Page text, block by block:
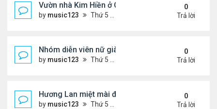
Vườn nhà Kim Hiền ở California
by music123 Thứ 5 Tháng 8 06, 2026 4:39 pm
0
Trả lời
Nhóm diễn viên nữ giàu nhất thế giới
by music123 Thứ 5 Tháng 8 06, 2026 4:32 pm
0
Trả lời
Hương Lan miệt mài đi hát ở tuổi 70
by music123 Thứ 5 Tháng 8 06, 2026 4:22 pm
0
Trả lời